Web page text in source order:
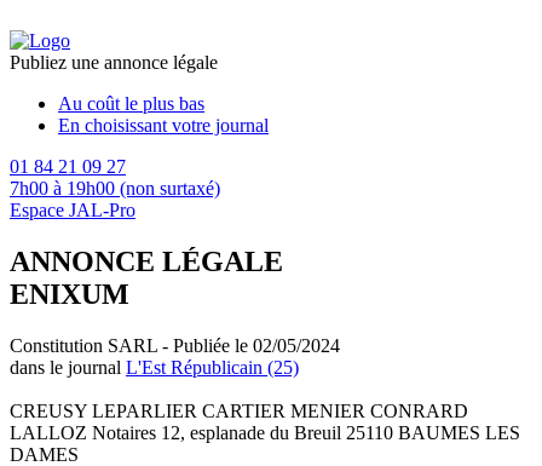
Publiez une annonce légale
Au coût le plus bas
En choisissant votre journal
01 84 21 09 27
7h00 à 19h00 (non surtaxé)
Espace JAL-Pro
ANNONCE LÉGALE
ENIXUM
Constitution SARL - Publiée le 02/05/2024
dans le journal L'Est Républicain (25)
CREUSY LEPARLIER CARTIER MENIER CONRARD
LALLOZ Notaires 12, esplanade du Breuil 25110 BAUMES LES
DAMES